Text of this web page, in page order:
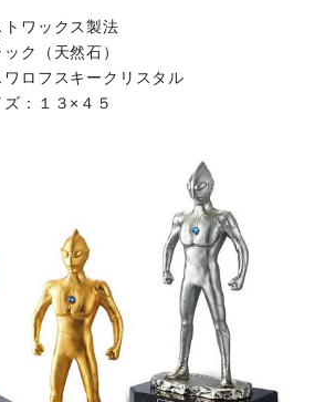
ワックス製法
ク（天然石）
ロフスキークリスタル
：１３×４５